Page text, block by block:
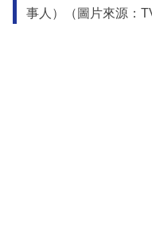
事人）（圖片來源：